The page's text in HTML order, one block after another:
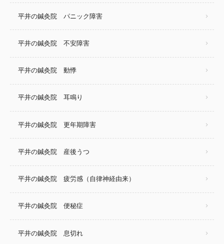
平井の鍼灸院 パニック障害
平井の鍼灸院 不安障害
平井の鍼灸院 動悸
平井の鍼灸院 耳鳴り
平井の鍼灸院 更年期障害
平井の鍼灸院 産後うつ
平井の鍼灸院 疲労感（自律神経由来）
平井の鍼灸院 便秘症
平井の鍼灸院 息切れ